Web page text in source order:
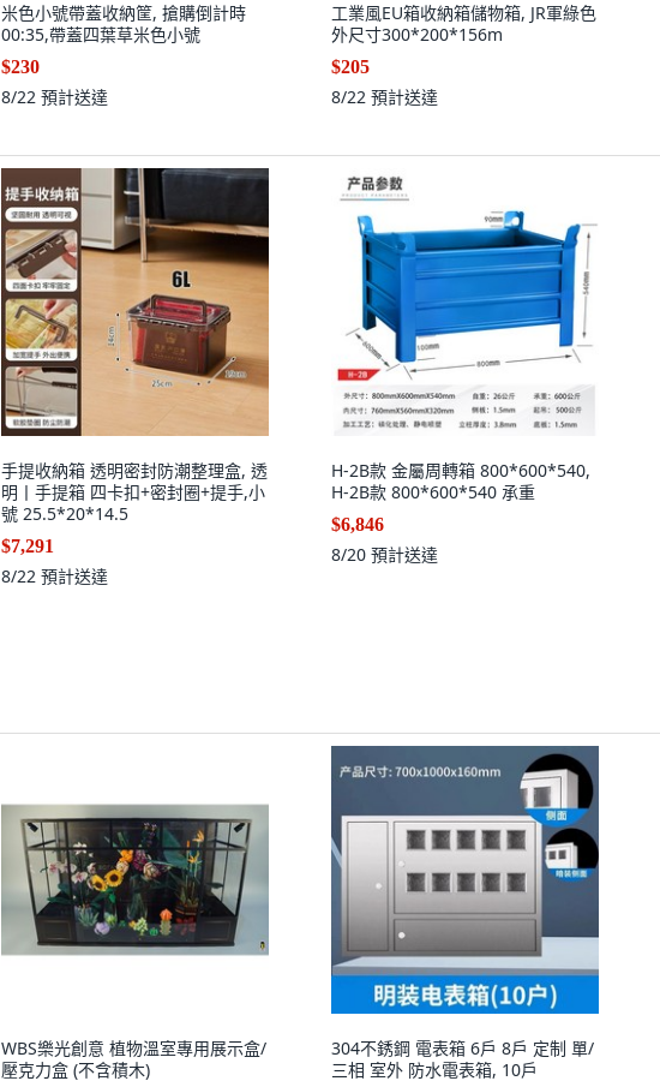
米色小號帶蓋收納筐, 搶購倒計時
00:35,帶蓋四葉草米色小號
$230
8/22 預計送達
工業風EU箱收納箱儲物箱, JR軍綠色
外尺寸300*200*156m
$205
8/22 預計送達
手提收納箱 透明密封防潮整理盒, 透
明丨手提箱 四卡扣+密封圈+提手,小
號 25.5*20*14.5
$7,291
8/22 預計送達
H-2B款 金屬周轉箱 800*600*540,
H-2B款 800*600*540 承重
$6,846
8/20 預計送達
WBS樂光創意 植物溫室專用展示盒/
壓克力盒 (不含積木)
304不銹鋼 電表箱 6戶 8戶 定制 單/
三相 室外 防水電表箱, 10戶